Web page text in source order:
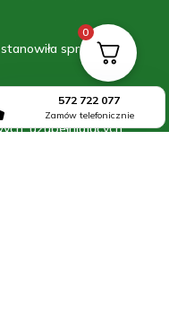
sprzedaż
regionie ofertą
uzupełniających
572 722 077
Zamów telefonicznie
0